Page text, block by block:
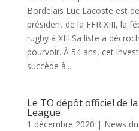
Bordelais Luc Lacoste est
président de la FFR XIII, la
rugby à XIII.Sa liste a
pourvoir. À 54 ans, cet
succède à...
Le TO dépôt officiel de
League
1 décembre 2020 | News